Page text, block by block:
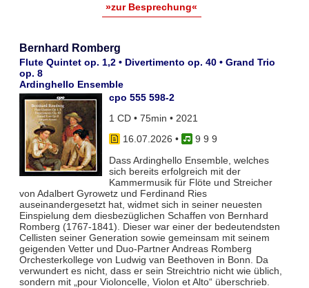
»zur Besprechung«
Bernhard Romberg
Flute Quintet op. 1,2 • Divertimento op. 40 • Grand Trio
op. 8
Ardinghello Ensemble
cpo 555 598-2
1 CD • 75min • 2021
16.07.2026 •
9 9 9
Dass Ardinghello Ensemble, welches
sich bereits erfolgreich mit der
Kammermusik für Flöte und Streicher
von Adalbert Gyrowetz und Ferdinand Ries
auseinandergesetzt hat, widmet sich in seiner neuesten
Einspielung dem diesbezüglichen Schaffen von Bernhard
Romberg (1767-1841). Dieser war einer der bedeutendsten
Cellisten seiner Generation sowie gemeinsam mit seinem
geigenden Vetter und Duo-Partner Andreas Romberg
Orchesterkollege von Ludwig van Beethoven in Bonn. Da
verwundert es nicht, dass er sein Streichtrio nicht wie üblich,
sondern mit „pour Violoncelle, Violon et Alto“ überschrieb.